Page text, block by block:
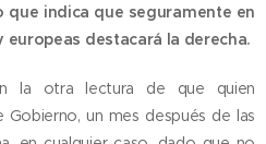
que indica que seguramente en
europeas destacará la derecha.
la otra lectura de que quien
un mes después de las